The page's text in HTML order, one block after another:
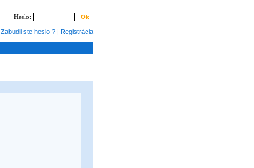
Heslo:
Zabudli ste heslo ? | Registrácia